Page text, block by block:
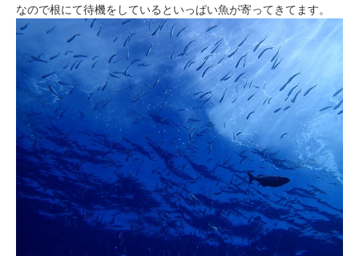
なので根にて待機をしているといっぱい魚が寄ってきてます。